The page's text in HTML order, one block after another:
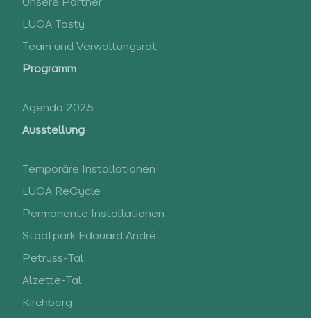
Unsere Partner
LUGA Tasty
Team und Verwaltungsrat
Programm
Agenda 2025
Ausstellung
Temporäre Installationen
LUGA ReCycle
Permanente Installationen
Stadtpark Edouard André
Petruss-Tal
Alzette-Tal
Kirchberg